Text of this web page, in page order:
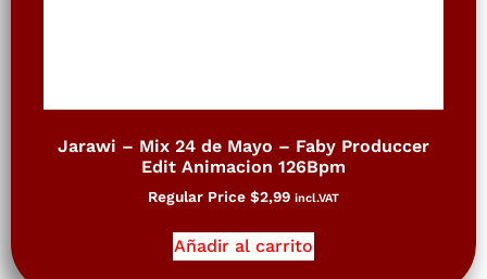
Jarawi – Mix 24 de Mayo – Faby Produccer
Edit Animacion 126Bpm
Regular Price $2,99 incl.VAT
Añadir al carrito